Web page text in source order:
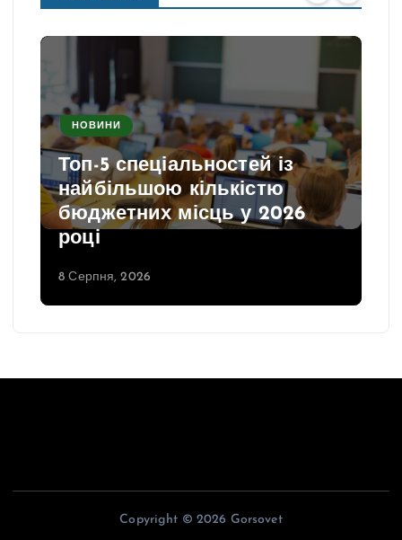
НОВИНИ
Топ-5 спеціальностей із
найбільшою кількістю
бюджетних місць у 2026
році
8 Серпня, 2026
Copyright © 2026 Gorsovet